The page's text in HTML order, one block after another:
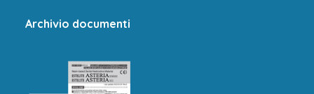
Archivio documenti